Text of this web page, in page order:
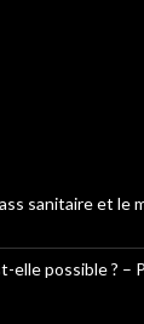
sanitaire et le
elle possible ? –